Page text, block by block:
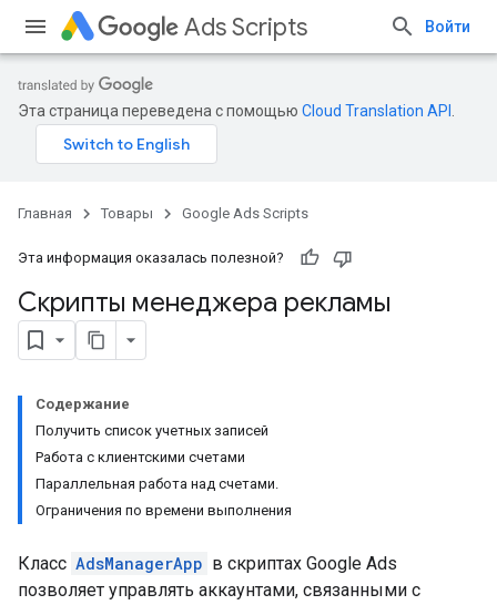
Ads Scripts Войти
Эта страница переведена с помощью Cloud Translation API
Главная Товары Google Ads Scripts
Эта информация оказалась полезной?
Скрипты менеджера рекламы
Содержание
Получить список учетных записей
Работа с клиентскими счетами
Параллельная работа над счетами.
Ограничения по времени выполнения
Класс AdsManagerApp в скриптах Google Ads
позволяет управлять аккаунтами, связанными с